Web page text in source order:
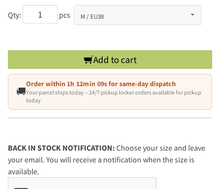
Qty: pcs
Add to cart
🚚
Order within 1h 12min 08sfor same-day dispatch
Your parcel ships today – 24/7 pickup locker orders available for pickup
today
BACK IN STOCK NOTIFICATION: Choose your size and leave
your email. You will receive a notification when the size is
available.